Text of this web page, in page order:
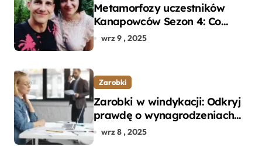
Metamorfozy uczestników
Kanapowców Sezon 4: Co
naprawdę zaskoczyło
wrz 9 , 2025
Zarobki
Zarobki w windykacji: Odkryj
prawdę o wynagrodzeniach
specjalistów w branży
wrz 8 , 2025